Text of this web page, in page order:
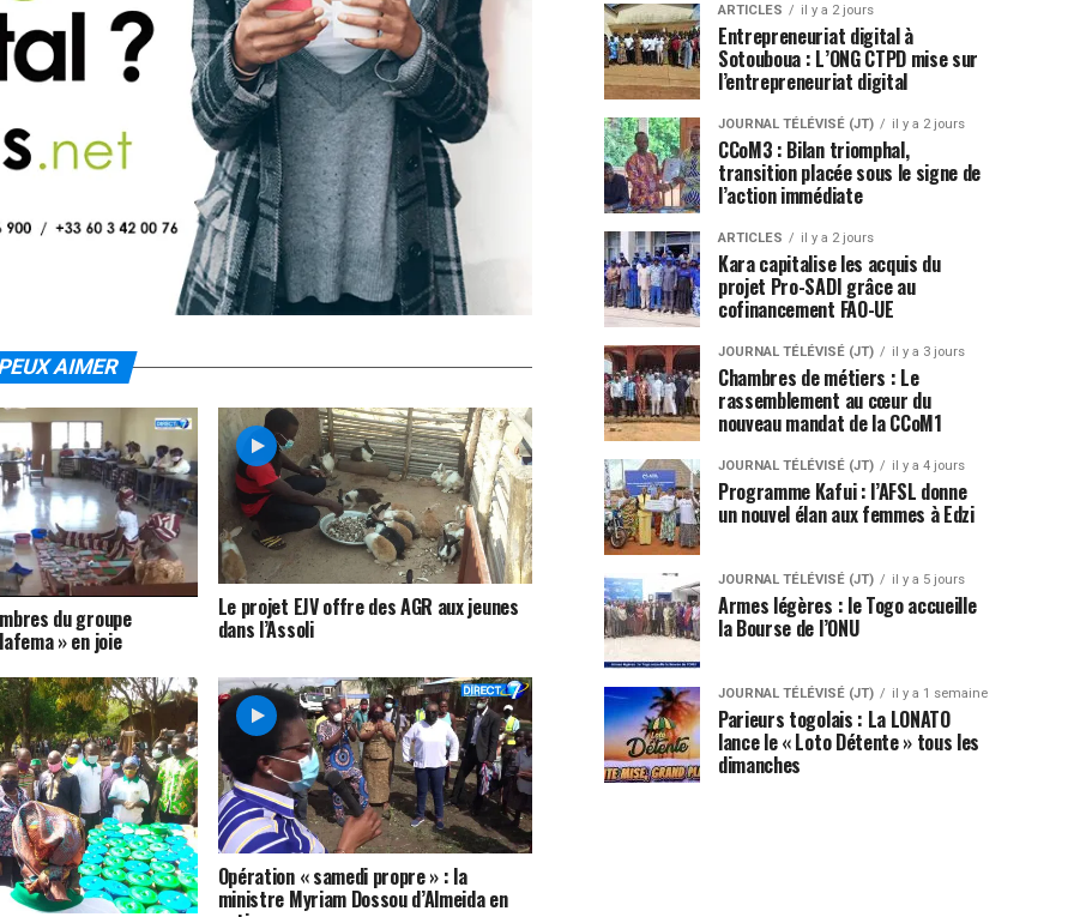
AIMER
du groupe
» en joie
Le projet EJV offre des AGR aux jeunes
dans l’Assoli
Opération « samedi propre » : la
ministre Myriam Dossou d’Almeida en
ARTICLES il y a 2 jours
Entrepreneuriat digital à
Sotouboua : L’ONG CTPD mise sur
l’entrepreneuriat digital
JOURNAL TÉLÉVISÉ (JT) il y a 2 jours
CCoM3 : Bilan triomphal,
transition placée sous le signe de
l’action immédiate
ARTICLES il y a 2 jours
Kara capitalise les acquis du
projet Pro-SADI grâce au
cofinancement FAO-UE
JOURNAL TÉLÉVISÉ (JT) il y a 3 jours
Chambres de métiers : Le
rassemblement au cœur du
nouveau mandat de la CCoM1
JOURNAL TÉLÉVISÉ (JT) il y a 4 jours
Programme Kafui : l’AFSL donne
un nouvel élan aux femmes à Edzi
JOURNAL TÉLÉVISÉ (JT) il y a 5 jours
Armes légères : le Togo accueille
la Bourse de l’ONU
JOURNAL TÉLÉVISÉ (JT) il y a 1 semaine
Parieurs togolais : La LONATO
lance le « Loto Détente » tous les
dimanches